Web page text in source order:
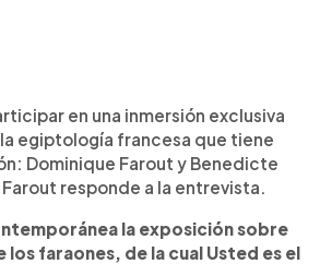
en una inmersión exclusiva
egiptología francesa que tiene
Dominique Farout y Benedicte
responde a la entrevista.
la exposición sobre
los faraones, de la cual Usted es el